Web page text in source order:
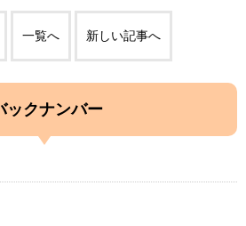
一覧へ 新しい記事へ
ックナンバー